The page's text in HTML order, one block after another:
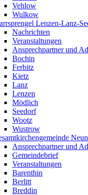
Vehlow
Wulkow
Lenzen-Lanz-
Nachrichten
Veranstaltungen
Ansprechpartner und
Bochin
Ferbitz
Kietz
Lanz
Lenzen
Mödlich
Seedorf
Wootz
Wustrow
Ansprechpartner und
Gemeindebrief
Veranstaltungen
Barenthin
Berlitt
Breddin